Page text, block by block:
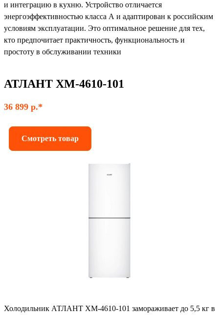
и интеграцию в кухню. Устройство отличается
энергоэффективностью класса А и адаптирован к российским
условиям эксплуатации. Это оптимальное решение для тех,
кто предпочитает практичность, функциональность и
простоту в обслуживании техники
АТЛАНТ ХМ-4610-101
36 899 р.*
Смотреть товар
Холодильник АТЛАНТ ХМ-4610-101 замораживает до 5,5 кг в